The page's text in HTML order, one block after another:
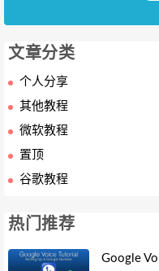
文章分类
个人分享
其他教程
微软教程
置顶
谷歌教程
热门推荐
Google